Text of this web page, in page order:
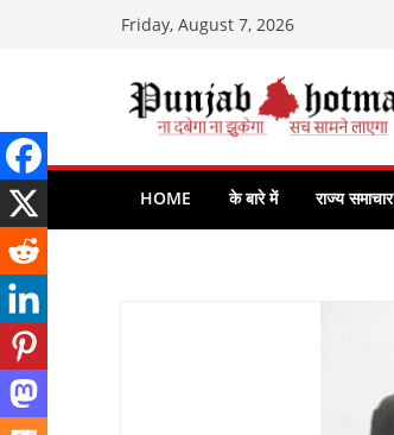
Friday, August 7, 2026
HOME के बारे में राज्य समाचार